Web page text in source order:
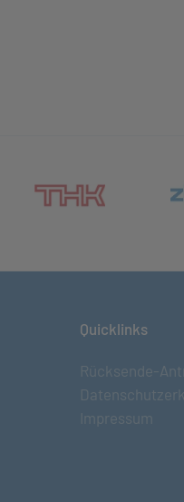
(öffnet in
Quicklinks
Rücksende-
Impressum